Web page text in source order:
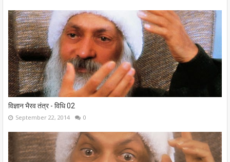
विज्ञान भैरव तंत्र - विधि 02
September 22, 2014 0